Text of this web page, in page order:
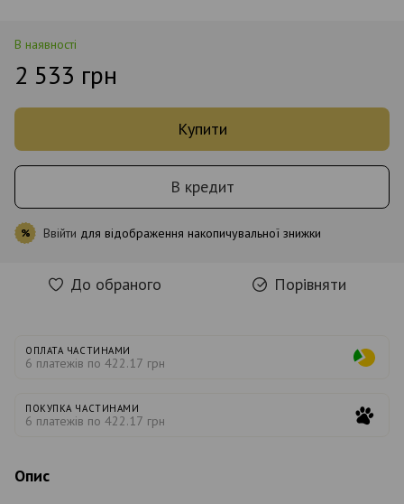
В наявності
2 533 грн
Купити
В кредит
% Ввійти для відображення накопичувальної знижки
До обраного Порівняти
ОПЛАТА ЧАСТИНАМИ
6 платежів по 422.17 грн
ПОКУПКА ЧАСТИНАМИ
6 платежів по 422.17 грн
Опис